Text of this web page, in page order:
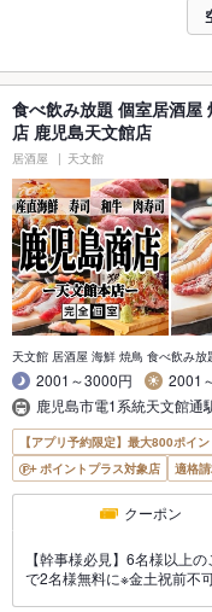
食べ飲み放題 個室居酒屋
店 鹿児島天文館店
居酒屋 天文館
天文館 居酒屋 海鮮 焼鳥 食べ飲み放
2001～3000円
2001
鹿児島市電1系統天文館通
【アプリ予約限定】最大800ポイ
ポイントプラス対象店
適格
クーポン
【幹事様必見】6名様以上
で2名様無料に※金土祝前不